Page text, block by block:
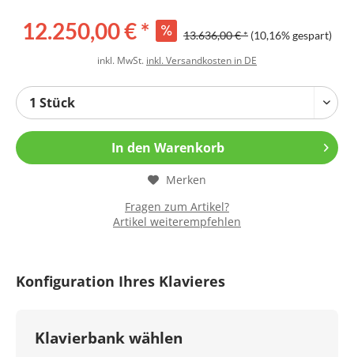
12.250,00 € * 13.636,00 € * (10,16% gespart)
inkl. MwSt. inkl. Versandkosten in DE
In den Warenkorb
Merken
Fragen zum Artikel?
Artikel weiterempfehlen
Konfiguration Ihres Klavieres
Klavierbank wählen